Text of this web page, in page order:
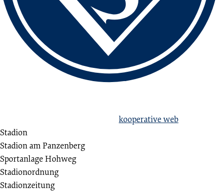
kooperative web
Stadion
Stadion am Panzenberg
Sportanlage Hohweg
Stadionordnung
Stadionzeitung